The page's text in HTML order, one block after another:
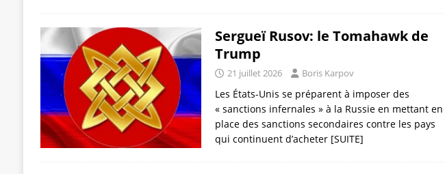
Sergueï Rusov: le Tomahawk de
Trump
21 juillet 2026 Boris Karpov
Les États-Unis se préparent à imposer des
« sanctions infernales » à la Russie en mettant en
place des sanctions secondaires contre les pays
qui continuent d’acheter [SUITE]